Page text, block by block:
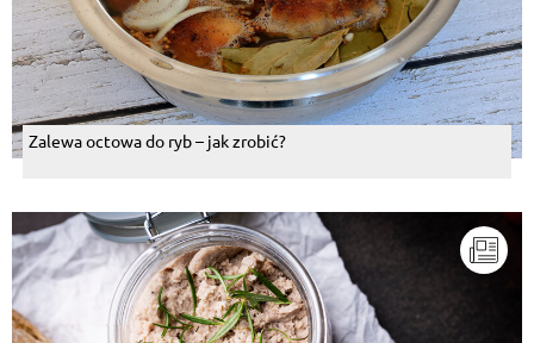
Zalewa octowa do ryb – jak zrobić?